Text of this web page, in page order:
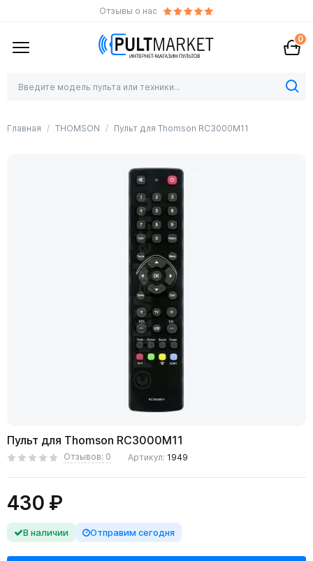
Отзывы о нас
0
Главная THOMSON Пульт для Thomson RC3000M11
Пульт для Thomson RC3000M11
Отзывов: 0 Артикул: 1949
430 ₽
В наличии Отправим сегодня